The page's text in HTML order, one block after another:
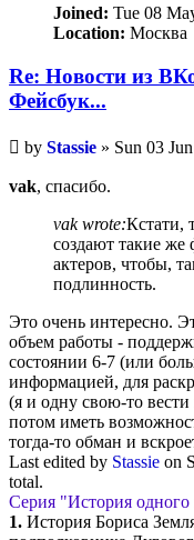
Joined: Tue 08
Location: Москва
Re: Новости из
Фейсбук...
Unread
post
by Stassie » Sun 03
vak, спасибо.
vak wrote:Кстати,
создают такие
актеров, чтобы,
подлинность.
Это очень интересно.
объем работы -
состоянии 6-7 (или
информацией, для
(я и одну свою-то
потом иметь
тогда-то обман и
Last edited by Stassie on
total.
Серия "История одного
1. История Бориса